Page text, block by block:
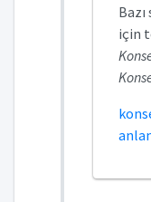
için